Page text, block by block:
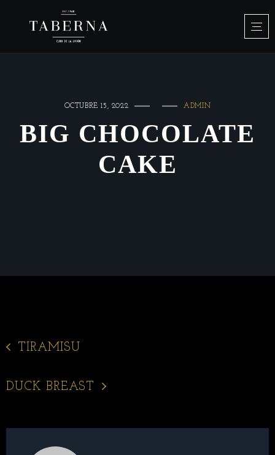
OCTUBRE 15, 2022 ADMIN
BIG CHOCOLATE
CAKE
TIRAMISU
DUCK BREAST